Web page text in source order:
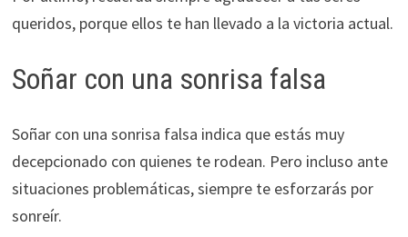
queridos, porque ellos te han llevado a la victoria actual.
Soñar con una sonrisa falsa
Soñar con una sonrisa falsa indica que estás muy
decepcionado con quienes te rodean. Pero incluso ante
situaciones problemáticas, siempre te esforzarás por
sonreír.